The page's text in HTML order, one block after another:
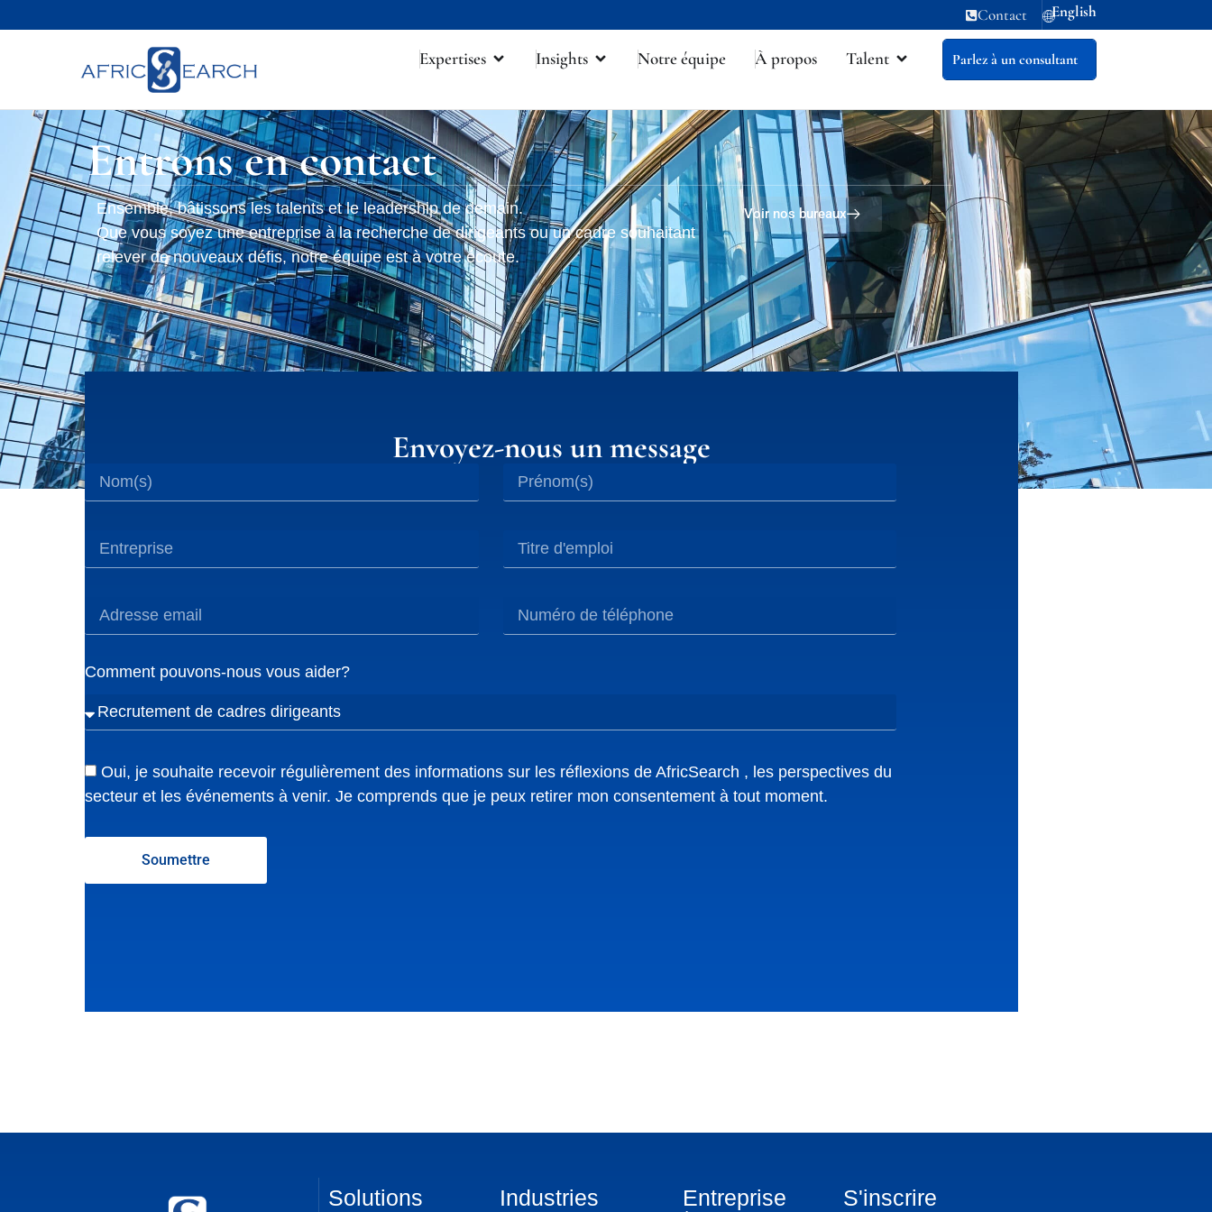
Contact English
Expertises Insights Notre équipe À propos Talent Parlez à un consultant
Entrons en contact
Ensemble, bâtissons les talents et le leadership de demain.
Que vous soyez une entreprise à la recherche de dirigeants ou un cadre souhaitant
relever de nouveaux défis, notre équipe est à votre écoute.
Voir nos bureaux
Envoyez-nous un message
Comment pouvons-nous vous aider?
Oui, je souhaite recevoir régulièrement des informations sur les réflexions de AfricSearch , les perspectives du
secteur et les événements à venir. Je comprends que je peux retirer mon consentement à tout moment.
Soumettre
Solutions Industries Entreprise S'inscrire